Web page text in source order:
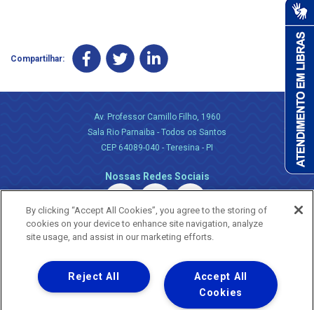
Compartilhar:
Av. Professor Camillo Filho, 1960
Sala Rio Parnaiba - Todos os Santos
CEP 64089-040 - Teresina - PI
Nossas Redes Sociais
Uma empresa
Copyright ® 2026 - Todos os Direitos Reservados.
By clicking “Accept All Cookies”, you agree to the storing of
cookies on your device to enhance site navigation, analyze
site usage, and assist in our marketing efforts.
Accept All
Cookies
Reject All